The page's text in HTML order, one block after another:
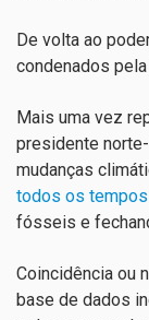
De volta ao
condenados
Mais uma vez
presidente
mudanças
todos os tempos
fósseis e
Coincidência ou
base de dados